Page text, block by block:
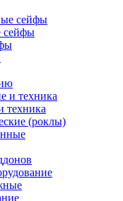
сейфы
сейфы
техника
(роклы)